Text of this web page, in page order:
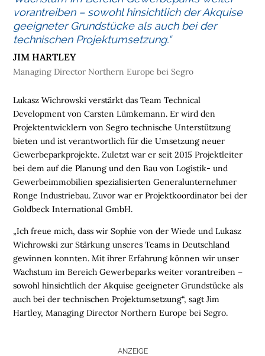
L
O
G
I
S
I
K
I
M
M
O
B
I
L
E
N
L
O
G
I
Lukasz Wichrowski verstärkt das Team Technical
Development von Carsten Lümkemann. Er wird den
Projektentwicklern von Segro technische Unterstützung
bieten und ist verantwortlich für die Umsetzung neuer
Gewerbeparkprojekte. Zuletzt war er seit 2015 Projektleiter
bei dem auf die Planung und den Bau von Logistik- und
Gewerbeimmobilien spezialisierten Generalunternehmer
Ronge Industriebau. Zuvor war er Projektkoordinator bei der
Goldbeck International GmbH.
„Ich freue mich, dass wir Sophie von der Wiede und Lukasz
Wichrowski zur Stärkung unseres Teams in Deutschland
gewinnen konnten. Mit ihrer Erfahrung können wir unser
Wachstum im Bereich Gewerbeparks weiter vorantreiben –
sowohl hinsichtlich der Akquise geeigneter Grundstücke als
auch bei der technischen Projektumsetzung“, sagt Jim
Hartley, Managing Director Northern Europe bei Segro.
vorantreiben – sowohl hinsichtlich der Akquise
geeigneter Grundstücke als auch bei der
technischen Projektumsetzung.“
JIM HARTLEY
Managing Director Northern Europe bei Segro
ANZEIGE